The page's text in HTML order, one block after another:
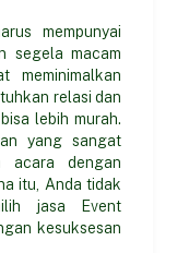
mempunyai
segela macam
meminimalkan
relasi dan
lebih murah.
yang sangat
acara dengan
itu, Anda tidak
jasa Event
kesuksesan